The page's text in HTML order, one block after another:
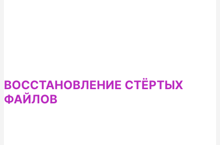
ВОССТАНОВЛЕНИЕ СТЁРТЫХ
ФАЙЛОВ